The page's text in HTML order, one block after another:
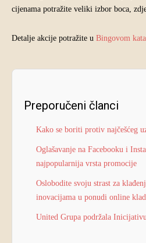
cijenama potražite veliki izbor boca,
Detalje akcije potražite u Bingovom
Preporučeni članci
Kako se boriti protiv najčešćeg
Oglašavanje na Facebooku i
najpopularnija vrsta promocije
Oslobodite svoju strast za
inovacijama u ponudi online
United Grupa podržala